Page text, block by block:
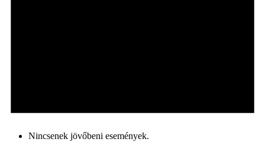
Nincsenek jövőbeni események.